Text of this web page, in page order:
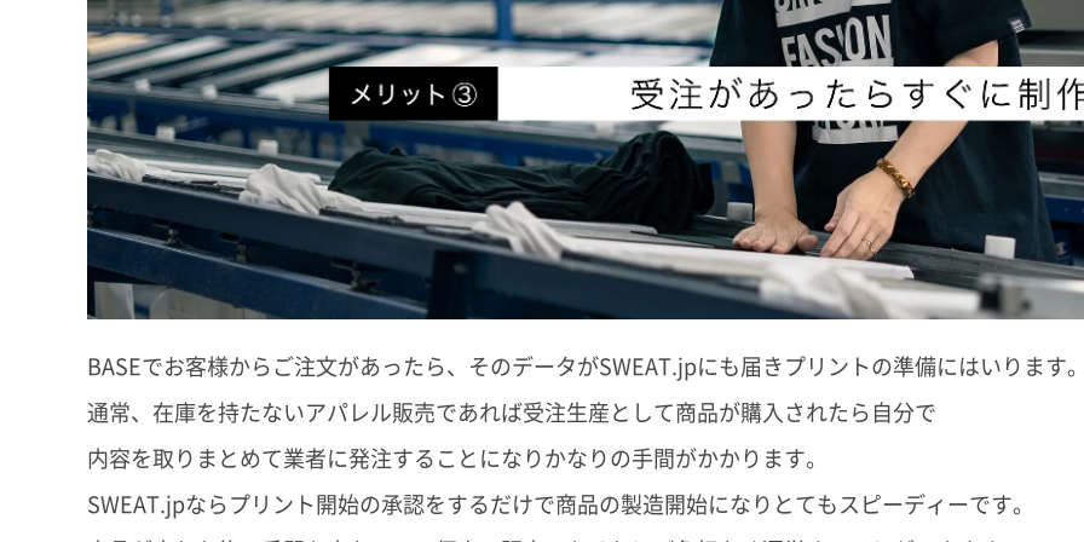
BASEでお客様からご注文があったら、そのデータがSWEAT.jpにも届きプリントの準備にはいります
通常、在庫を持たないアパレル販売であれば受注生産として商品が購入されたら自分で
内容を取りまとめて業者に発注することになりかなりの手間がかかります。
SWEAT.jpならプリント開始の承認をするだけで商品の製造開始になりとてもスピーディーです。